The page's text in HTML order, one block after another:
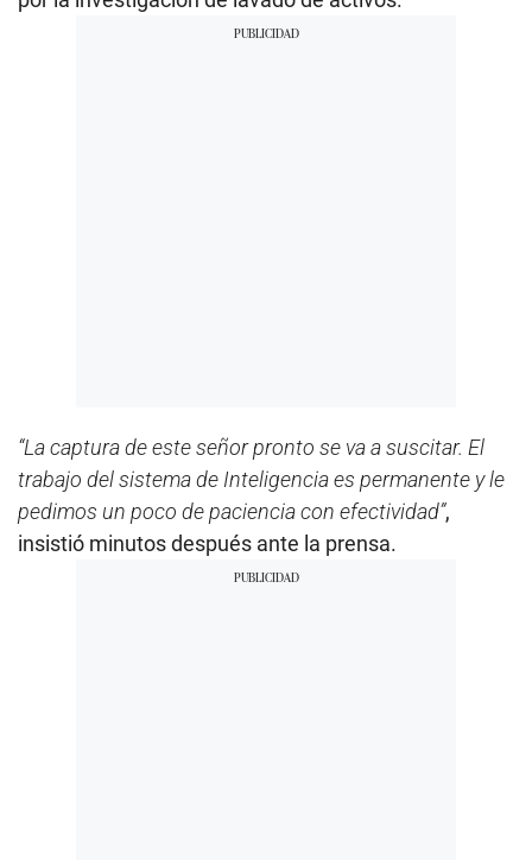
“La captura de este señor pronto se va a suscitar. El
trabajo del sistema de Inteligencia es permanente y le
pedimos un poco de paciencia con efectividad”,
insistió minutos después ante la prensa.